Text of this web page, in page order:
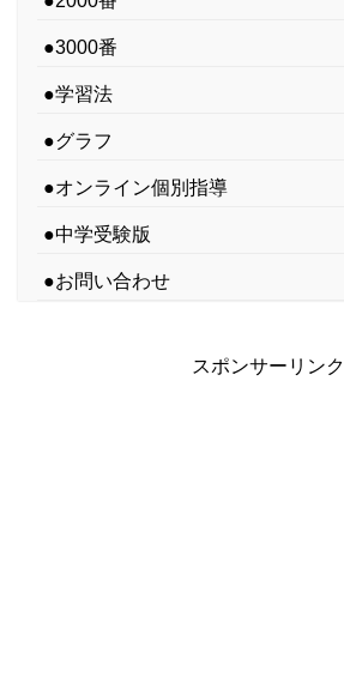
●3000番
●学習法
●グラフ
●オンライン個別指導
●中学受験版
●お問い合わせ
スポンサーリンク